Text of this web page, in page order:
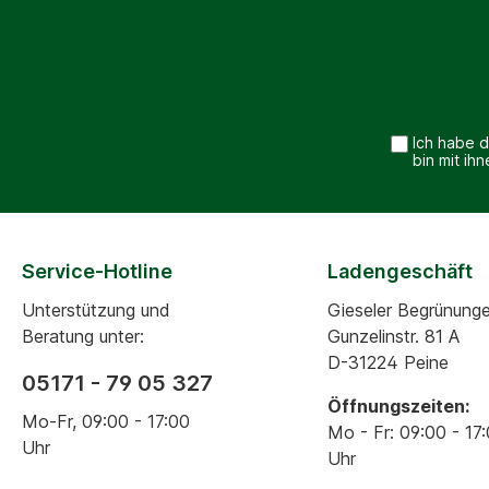
Ich habe
bin mit
Service-Hotline
Unterstützung und
Beratung unter:
05171 - 79 05 327
Mo-Fr, 09:00 - 17:00
Uhr
Ladengeschäft
Gieseler
Gunzelinstr. 81 A
D-31224 Peine
Öffnungszeiten:
Mo - Fr: 09:00 -
Uhr